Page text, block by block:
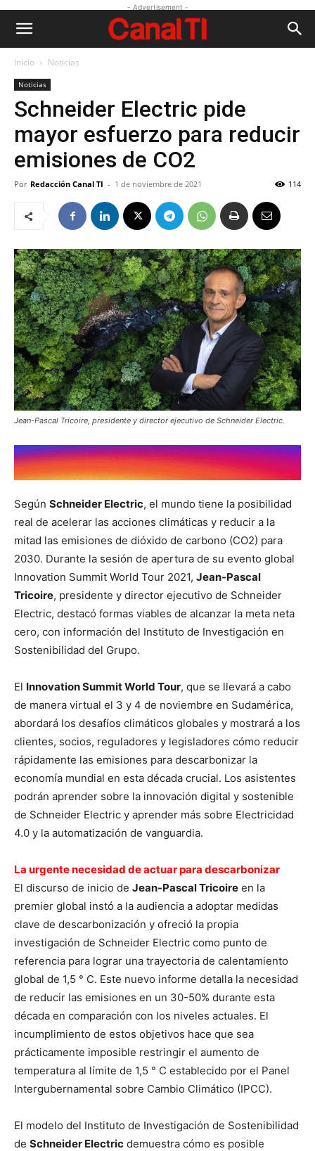
- Advertisement -
Inicio Noticias
Noticias
Schneider Electric pide
mayor esfuerzo para reducir
emisiones de CO2
Por Redacción Canal TI - 1 de noviembre de 2021 114
Jean-Pascal Tricoire, presidente y director ejecutivo de Schneider Electric.
Según Schneider Electric, el mundo tiene la posibilidad
real de acelerar las acciones climáticas y reducir a la
mitad las emisiones de dióxido de carbono (CO2) para
2030. Durante la sesión de apertura de su evento global
Innovation Summit World Tour 2021, Jean-Pascal
Tricoire, presidente y director ejecutivo de Schneider
Electric, destacó formas viables de alcanzar la meta neta
cero, con información del Instituto de Investigación en
Sostenibilidad del Grupo.
El Innovation Summit World Tour, que se llevará a cabo
de manera virtual el 3 y 4 de noviembre en Sudamérica,
abordará los desafíos climáticos globales y mostrará a los
clientes, socios, reguladores y legisladores cómo reducir
rápidamente las emisiones para descarbonizar la
economía mundial en esta década crucial. Los asistentes
podrán aprender sobre la innovación digital y sostenible
de Schneider Electric y aprender más sobre Electricidad
4.0 y la automatización de vanguardia.
La urgente necesidad de actuar para descarbonizar
El discurso de inicio de Jean-Pascal Tricoire en la
premier global instó a la audiencia a adoptar medidas
clave de descarbonización y ofreció la propia
investigación de Schneider Electric como punto de
referencia para lograr una trayectoria de calentamiento
global de 1,5 ° C. Este nuevo informe detalla la necesidad
de reducir las emisiones en un 30-50% durante esta
década en comparación con los niveles actuales. El
incumplimiento de estos objetivos hace que sea
prácticamente imposible restringir el aumento de
temperatura al límite de 1,5 ° C establecido por el Panel
Intergubernamental sobre Cambio Climático (IPCC).
El modelo del Instituto de Investigación de Sostenibilidad
de Schneider Electric demuestra cómo es posible